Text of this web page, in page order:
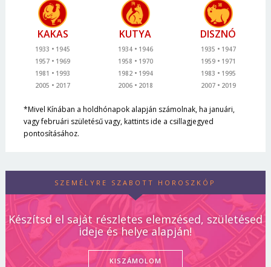
KAKAS
1933
1945
1957
1969
1981
1993
2005
2017
KUTYA
1934
1946
1958
1970
1982
1994
2006
2018
DISZNÓ
1935
1947
1959
1971
1983
1995
2007
2019
*Mivel Kínában a holdhónapok alapján számolnak, ha januári,
vagy februári születésű vagy, kattints ide a csillagjegyed
pontosításához.
SZEMÉLYRE SZABOTT HOROSZKÓP
Készítsd el saját részletes elemzésed, születésed
ideje és helye alapján!
KISZÁMOLOM